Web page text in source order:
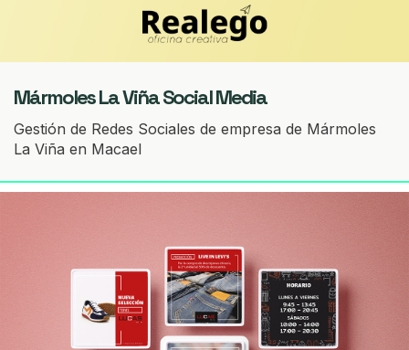
Mármoles La Viña Social Media
Gestión de Redes Sociales de empresa de Mármoles
La Viña en Macael